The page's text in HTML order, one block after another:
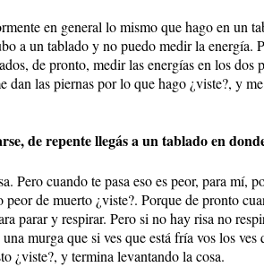
en general lo mismo que hago en un
a un tablado y no puedo medir la energía.
de pronto, medir las energías en los dos
las piernas por lo que hago ¿viste?, y
de repente llegás a un tablado en
Pero cuando te pasa eso es peor, para mí,
de muerto ¿viste?. Porque de pronto
parar y respirar. Pero si no hay risa no
murga que si ves que está fría vos los ves
¿viste?, y termina levantando la cosa.